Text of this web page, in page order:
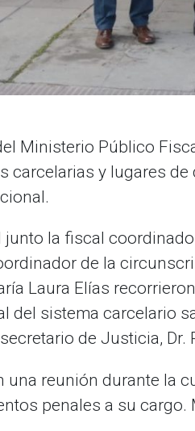
Ministerio Público
carcelarias y lugares
junto la fiscal
de la
Laura Elías
del sistema carcelario
de Justicia, Dr.
una reunión durante la
penales a su